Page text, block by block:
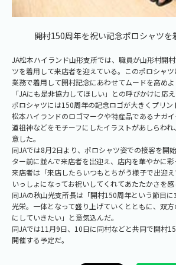
開村150周年を祝い記念ポロシャツを
JA松本ハイランド山形支所では、職員が山形村開
ツを着用して来店者を迎えている。このポロシャ
業務で着用して開村記念にあわせてムードを高めよ
「JAにも是非協力してほしい」との呼びかけに応え
ポロシャツには150周年の記念ロゴが大きくプリン
松本ハイランドのロゴマークや特産品であるナガ
道祖神などをモチーフにしたイラストがあしらわ
意した。
同JAでは8月2日より、ポロシャツ姿での接客を開
ター前に並んで来店者を出迎え、店内を華やかに彩
来店者は「来店したらいつもとちがう様子で出迎
いっしょになってお祝いしてくれてあたたかさを感
同JAの秋山光支所長は「開村150周年という節目に
光栄。一体となって盛り上げていくとともに、双
にしていきたい」と意気込んだ。
同JAでは11月9日、10日に同村などと共同で開村
開催する予定だ。